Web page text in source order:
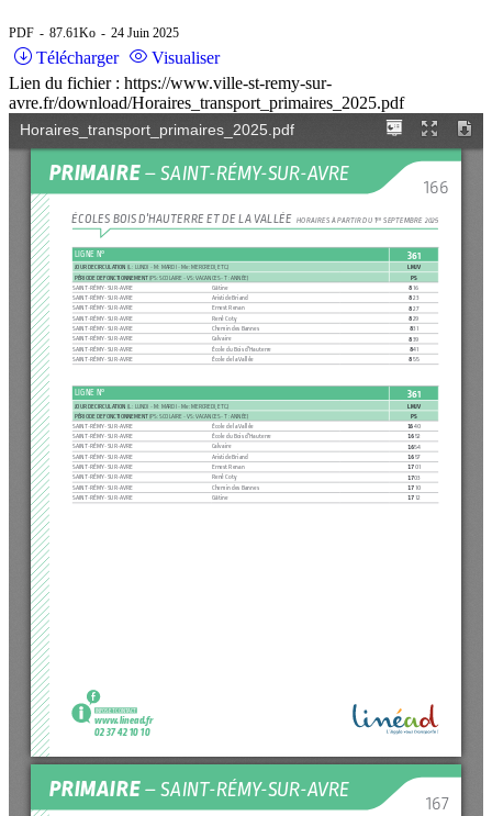
PDF 87.61Ko 24 Juin 2025
Télécharger
Visualiser
Lien du fichier : https://www.ville-st-remy-sur-
avre.fr/download/Horaires_transport_primaires_2025.pdf